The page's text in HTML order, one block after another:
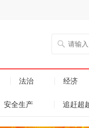
法治 经济
安全生产 追赶超